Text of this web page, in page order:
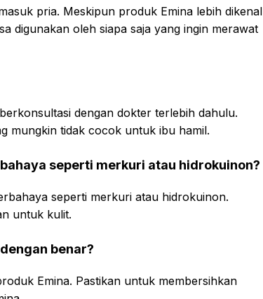
pria. Meskipun produk Emina lebih dikenal
digunakan oleh siapa saja yang ingin merawat
dengan dokter terlebih dahulu.
mungkin tidak cocok untuk ibu hamil.
seperti merkuri atau hidrokuinon?
seperti merkuri atau hidrokuinon.
untuk kulit.
benar?
Emina. Pastikan untuk membersihkan